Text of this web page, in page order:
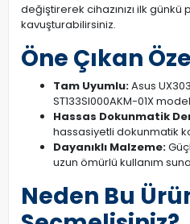
değiştirerek cihazınızı ilk günkü
kavuşturabilirsiniz.
Öne Çıkan
Tam Uyumlu:Asus
ST133SI000AKM-01X
Hassas Dokunmatik
hassasiyetli dokunmatik
Dayanıklı Malzeme:
uzun ömürlü kullanım
Neden Bu